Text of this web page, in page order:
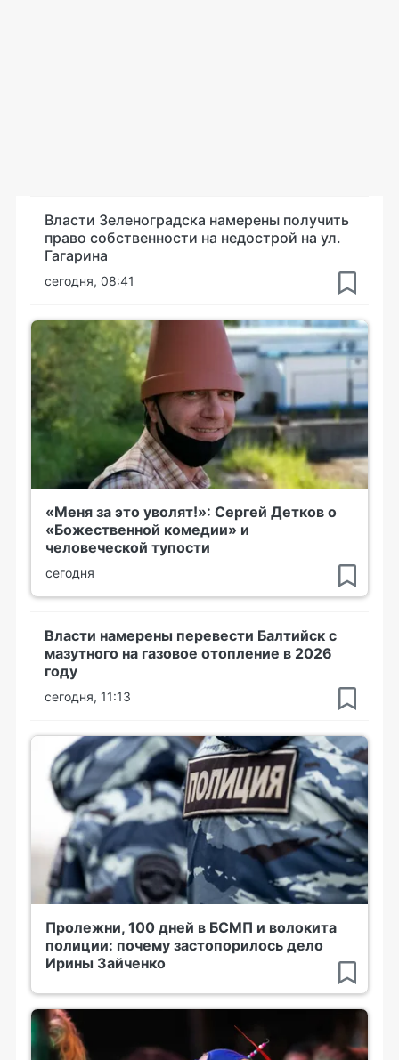
Власти Зеленоградска намерены получить
право собственности на недострой на ул.
Гагарина
сегодня, 08:41
«Меня за это уволят!»: Сергей Детков о
«Божественной комедии» и
человеческой тупости
сегодня
Власти намерены перевести Балтийск с
мазутного на газовое отопление в 2026
году
сегодня, 11:13
Пролежни, 100 дней в БСМП и волокита
полиции: почему застопорилось дело
Ирины Зайченко